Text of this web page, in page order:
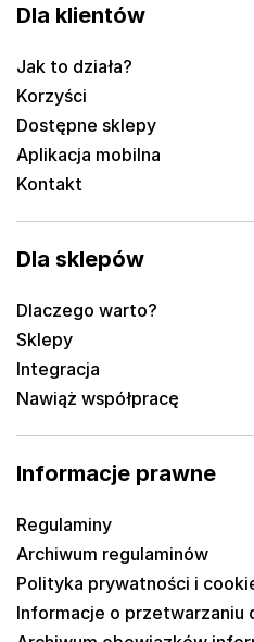
Dla klientów
Jak to działa?
Korzyści
Dostępne sklepy
Aplikacja mobilna
Kontakt
Dla sklepów
Dlaczego warto?
Sklepy
Integracja
Nawiąż współpracę
Informacje prawne
Regulaminy
Archiwum regulaminów
Polityka prywatności i
Informacje o przetwarzaniu